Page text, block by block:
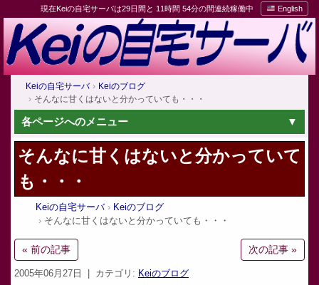
現在Keiの自宅サーバは29日間と 11時間 54分の間連続稼働中 English
Keiの自宅サーバ
Keiのブログ
そんなに甘くはないと分かっていても・・・
各ページへのメニュー
そんなに甘くはないと分かっていて
も・・・
Keiの自宅サーバ
Keiのブログ
そんなに甘くはないと分かっていても・・・
« 前の記事 次の記事 »
2005年06月27日 | カテゴリ: Keiのブログ